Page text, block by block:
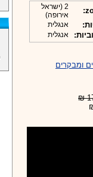
2 (ישראל
אירופה)
אנגלית
אנגלית
ומבקרים